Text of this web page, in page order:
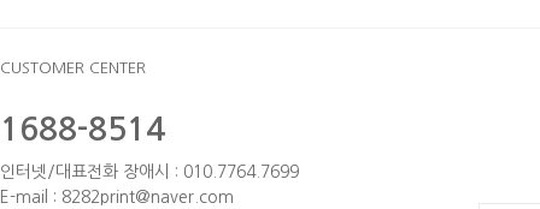
CUSTOMER CENTER
1688-8514
인터넷/대표전화 장애시 : 010.7764.7699
E-mail : 8282print@naver.com